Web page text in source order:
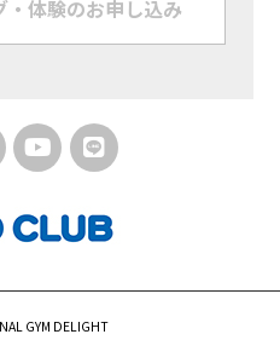
・体験のお申し込み
GYM DELIGHT